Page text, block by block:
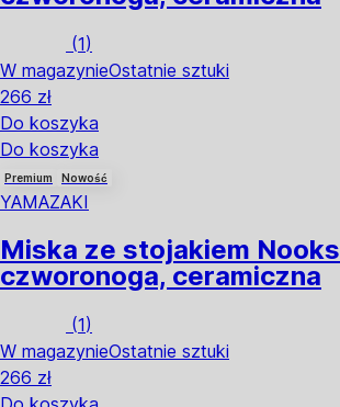
(1)
W magazynieOstatnie sztuki
266 zł
Do koszyka
Do koszyka
Premium Nowość
YAMAZAKI
Miska ze stojakiem Nooks
czworonoga, ceramiczna
(1)
W magazynieOstatnie sztuki
266 zł